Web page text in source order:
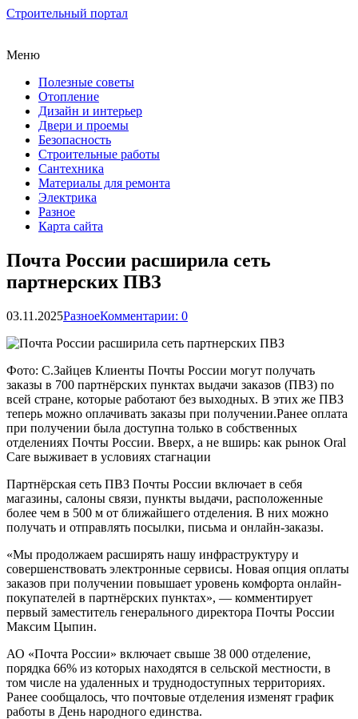
Строительный портал
Меню
Полезные советы
Отопление
Дизайн и интерьер
Двери и проемы
Безопасность
Строительные работы
Сантехника
Материалы для ремонта
Электрика
Разное
Карта сайта
Почта России расширила сеть
партнерских ПВЗ
03.11.2025РазноеКомментарии: 0
Фото: С.Зайцев Клиенты Почты России могут получать
заказы в 700 партнёрских пунктах выдачи заказов (ПВЗ) по
всей стране, которые работают без выходных. В этих же ПВЗ
теперь можно оплачивать заказы при получении.Ранее оплата
при получении была доступна только в собственных
отделениях Почты России. Вверх, а не вширь: как рынок Oral
Care выживает в условиях стагнации
Партнёрская сеть ПВЗ Почты России включает в себя
магазины, салоны связи, пункты выдачи, расположенные
более чем в 500 м от ближайшего отделения. В них можно
получать и отправлять посылки, письма и онлайн-заказы.
«Мы продолжаем расширять нашу инфраструктуру и
совершенствовать электронные сервисы. Новая опция оплаты
заказов при получении повышает уровень комфорта онлайн-
покупателей в партнёрских пунктах», — комментирует
первый заместитель генерального директора Почты России
Максим Цыпин.
АО «Почта России» включает свыше 38 000 отделение,
порядка 66% из которых находятся в сельской местности, в
том числе на удаленных и труднодоступных территориях.
Ранее сообщалось, что почтовые отделения изменят график
работы в День народного единства.